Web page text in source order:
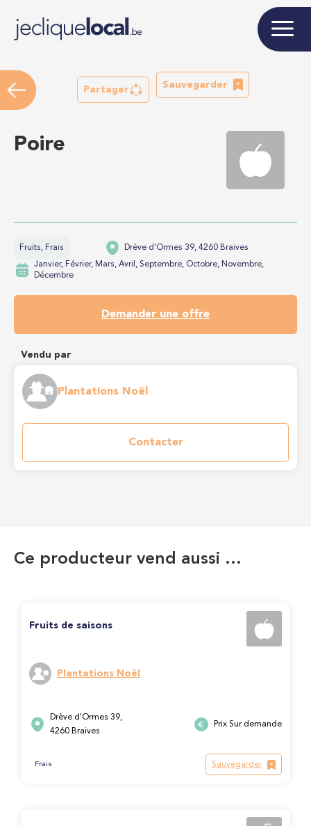
Partager
Sauvegarder
Poire
Fruits, Frais
Drève d'Ormes 39, 4260 Braives
Janvier, Février, Mars, Avril, Septembre, Octobre, Novembre,
Décembre
Demander une offre
Vendu par
Plantations Noël
Contacter
Ce producteur vend aussi …
Fruits de saisons
Plantations Noël
Drève d'Ormes 39,
4260 Braives
Prix Sur demande
Frais Sauvegarder